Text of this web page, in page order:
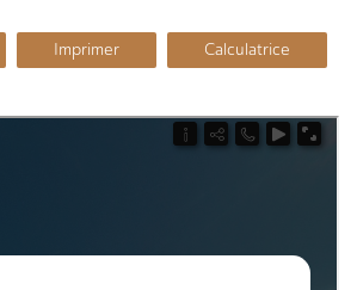
Imprimer Calculatrice